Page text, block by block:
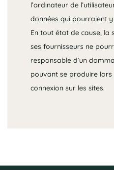
l’ordinateur de
données qui pourraient
En tout état de cause, la
ses fournisseurs ne
responsable d’un
pouvant se produire lors
connexion sur les sites.